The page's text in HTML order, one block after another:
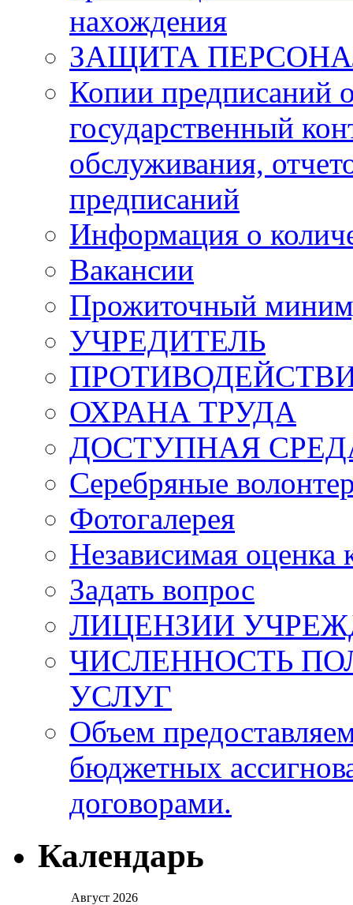
нахождения
ЗАЩИТА
Копии предписаний
государственный
обслуживания,
предписаний
Информация о
Вакансии
Прожиточный
УЧРЕДИТЕЛЬ
ОХРАНА ТРУДА
ДОСТУПНАЯ
Серебряные
Фотогалерея
Независимая оценка
Задать вопрос
ЛИЦЕНЗИИ
ЧИСЛЕННОСТЬ
УСЛУГ
Объем
бюджетных
договорами.
Календарь
Август 2026